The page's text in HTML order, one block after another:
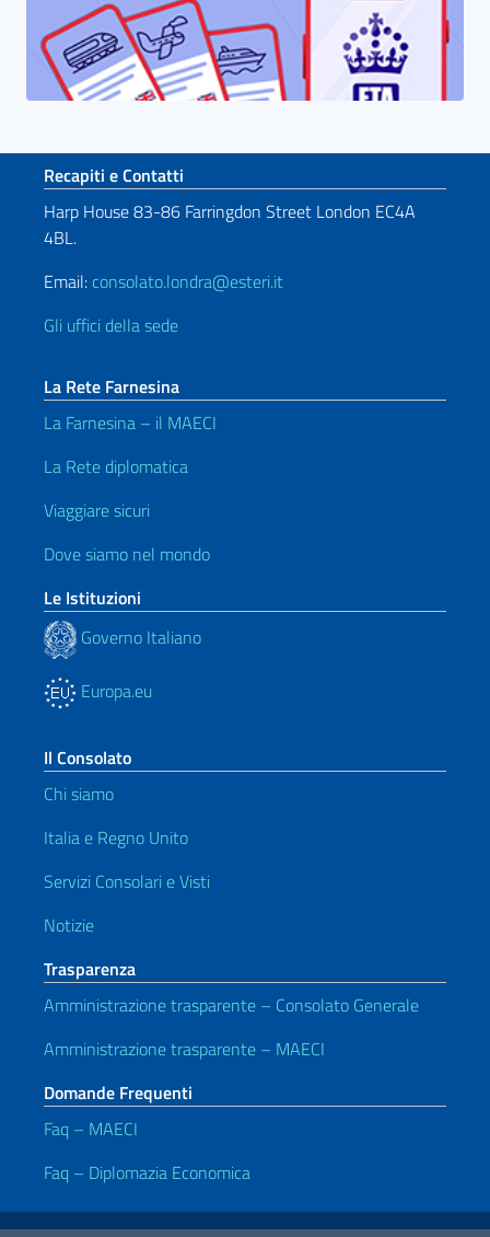
Sezione footer
Recapiti e Contatti
Harp House 83-86 Farringdon Street London EC4A
4BL.
Email: consolato.londra@esteri.it
Gli uffici della sede
La Rete Farnesina
La Farnesina – il MAECI
La Rete diplomatica
Viaggiare sicuri
Dove siamo nel mondo
Le Istituzioni
Governo Italiano
Europa.eu
Il Consolato
Chi siamo
Italia e Regno Unito
Servizi Consolari e Visti
Notizie
Trasparenza
Amministrazione trasparente – Consolato Generale
Amministrazione trasparente – MAECI
Domande Frequenti
Faq – MAECI
Faq – Diplomazia Economica
Link Utili